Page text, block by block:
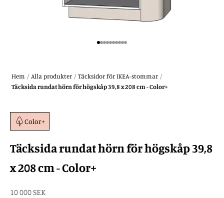
Gå till 1
Gå till 2
Gå till 3
Gå till 4
Gå till 5
Gå till 6
Gå till 7
Gå till 8
Gå till 9
Gå till 10
Hem / Alla produkter / Täcksidor för IKEA-stommar /
Täcksida rundat hörn för högskåp 39,8 x 208 cm - Color+
Color+
Täcksida rundat hörn för högskåp 39,8
x 208 cm - Color+
REA-pris
10 000 SEK